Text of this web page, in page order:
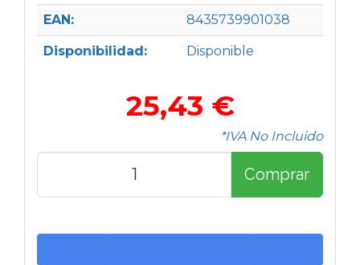
EAN: 8435739901038
Disponibilidad: Disponible
25,43 €
*IVA No Incluido
Comprar